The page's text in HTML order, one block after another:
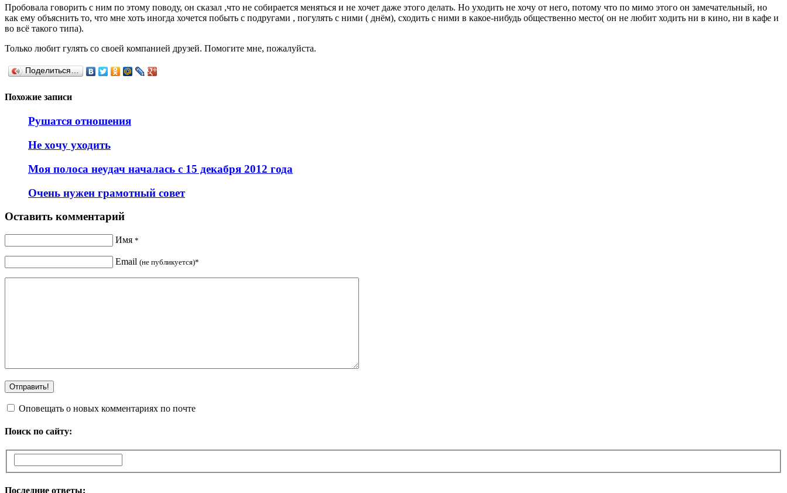
Пробовала говорить с ним по этому поводу, он сказал ,что не собирается меняться и не хочет даже этого делать. Но уходить не хочу от него, потому что по мимо этого он замечательный, но
как ему объяснить то, что мне хоть иногда хочется побыть с подругами , погулять с ними ( днём), сходить с ними в какое-нибудь общественно место( он не любит ходить ни в кино, ни в кафе и
во всё такого типа).
Только любит гулять со своей компанией друзей. Помогите мне, пожалуйста.
Поделиться…
Похожие записи
Рушатся отношения
Не хочу уходить
Моя полоса неудач началась с 15 декабря 2012 года
Очень нужен грамотный совет
Оставить комментарий
Имя *
Email (не публикуется)*
Оповещать о новых комментариях по почте
Поиск по сайту:
Последние ответы: